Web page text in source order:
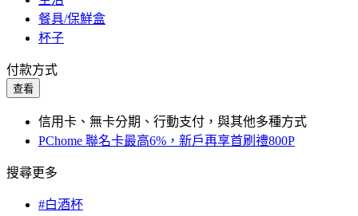
餐具/保鮮盒
杯子
付款方式
查看
信用卡、無卡分期、行動支付，與其他多種方式
PChome 聯名卡最高6%，新戶再享首刷禮800P
搜尋更多
#白酒杯